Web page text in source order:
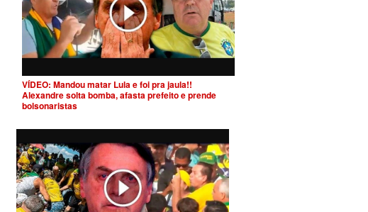
VÍDEO: Mandou matar Lula e foi pra jaula!!
Alexandre solta bomba, afasta prefeito e prende
bolsonaristas